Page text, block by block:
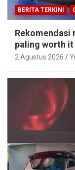
BERITA TERKINI
Rekomendasi
paling worth it
2 Agustus 2026